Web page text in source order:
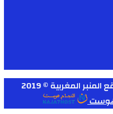
المغربية © 2019
هوست